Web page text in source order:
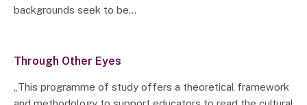
backgrounds seek to be…
Through Other Eyes
„This programme of study offers a theoretical framework